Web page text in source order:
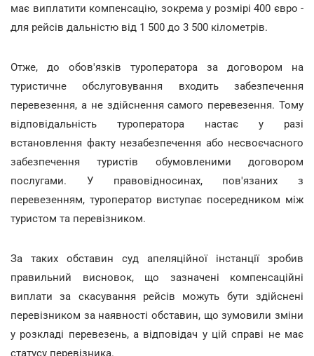
має виплатити компенсацію, зокрема у розмірі 400 євро -
для рейсів дальністю від 1 500 до 3 500 кілометрів.
Отже, до обов'язків туроператора за договором на
туристичне обслуговування входить забезпечення
перевезення, а не здійснення самого перевезення. Тому
відповідальність туроператора настає у разі
встановлення факту незабезпечення або несвоєчасного
забезпечення туристів обумовленими договором
послугами. У правовідносинах, пов'язаних з
перевезенням, туроператор виступає посередником між
туристом та перевізником.
За таких обставин суд апеляційної інстанції зробив
правильний висновок, що зазначені компенсаційні
виплати за скасування рейсів можуть бути здійснені
перевізником за наявності обставин, що зумовили зміни
у розкладі перевезень, а відповідач у цій справі не має
статусу перевізника.